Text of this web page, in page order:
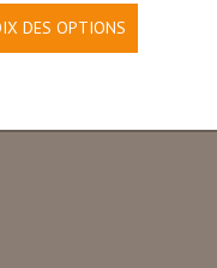
DES OPTIONS